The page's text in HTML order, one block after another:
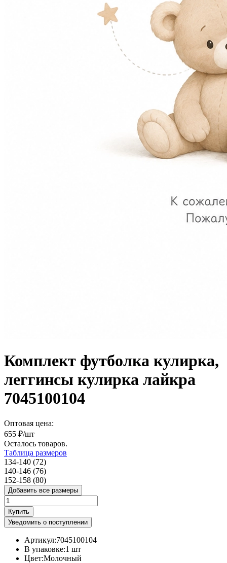
Комплект футболка кулирка,
леггинсы кулирка лайкра
7045100104
Оптовая цена:
655 ₽/шт
Осталось товаров.
Таблица размеров
134-140 (72)
140-146 (76)
152-158 (80)
Добавить все размеры
Купить
Уведомить о поступлении
Артикул:7045100104
В упаковке:1 шт
Цвет:Молочный